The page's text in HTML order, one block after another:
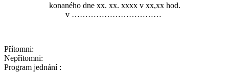
konaného dne xx. xx. xxxx v xx,xx hod.
v ……………………………
Přítomni:
Nepřítomni:
Program jednání :